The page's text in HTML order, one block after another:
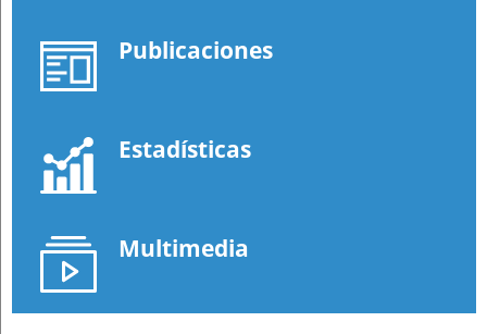
Publicaciones
Estadísticas
Multimedia